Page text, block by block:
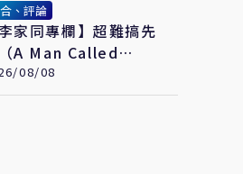
、評論
李家同專欄】超難搞先
A Man Called
）
08/08